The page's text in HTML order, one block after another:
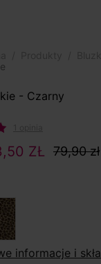
- Czarny
ZŁ 79,90 zł
informacje i